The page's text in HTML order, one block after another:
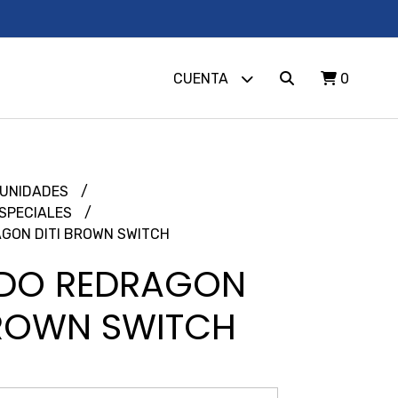
CUENTA 0
DITI BROWN SWITCH
REDRAGON
SWITCH